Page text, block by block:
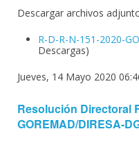
Descargar archivos
R-D-R-N-151-2020-
Descargas)
Jueves, 14 Mayo 2020
Resolución Directoral
GOREMAD/DIRESA-